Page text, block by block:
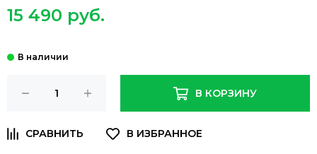
15 490 руб.
В КОРЗИНУ